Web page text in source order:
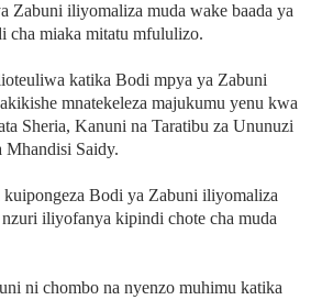
Zabuni iliyomaliza muda wake baada ya
cha miaka mitatu mfululizo.
katika Bodi mpya ya Zabuni
mnatekeleza majukumu yenu kwa
Sheria, Kanuni na Taratibu za Ununuzi
Saidy.
Bodi ya Zabuni iliyomaliza
iliyofanya kipindi chote cha muda
ni chombo na nyenzo muhimu katika